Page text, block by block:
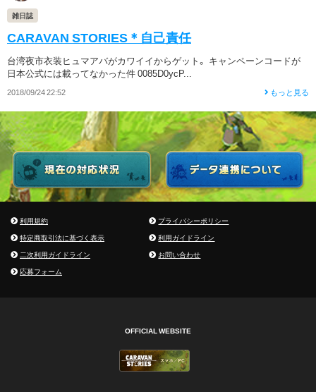
雑日誌
CARAVAN STORIES＊自己責任
台湾夜市衣装ヒュマアバがカワイイからゲット。 キャンペーンコードが
日本公式には載ってなかった件 0085D0ycP...
2018/09/24 22:52 もっと見る
利用規約
プライバシーポリシー
特定商取引法に基づく表示
利用ガイドライン
二次利用ガイドライン
お問い合わせ
応募フォーム
OFFICIAL WEBSITE